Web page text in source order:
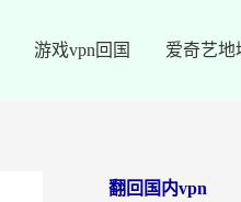
游戏vpn回国 爱奇艺地
翻回国内vpn